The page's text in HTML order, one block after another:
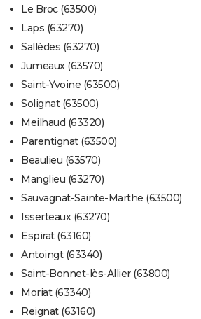
Le Broc (63500)
Laps (63270)
Sallèdes (63270)
Jumeaux (63570)
Saint-Yvoine (63500)
Solignat (63500)
Meilhaud (63320)
Parentignat (63500)
Beaulieu (63570)
Manglieu (63270)
Sauvagnat-Sainte-Marthe (63500)
Isserteaux (63270)
Espirat (63160)
Antoingt (63340)
Saint-Bonnet-lès-Allier (63800)
Moriat (63340)
Reignat (63160)